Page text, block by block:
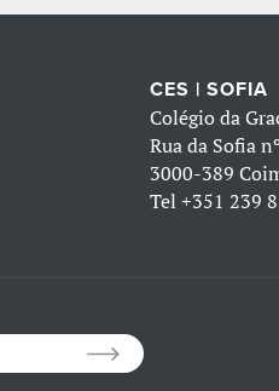
CES | SOFIA
Colégio da
Rua da Sofia
3000-389
Tel +351 239